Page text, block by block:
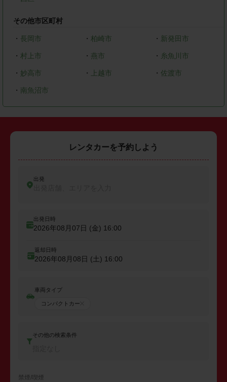
その他市区町村
・ 長岡市 ・ 柏崎市 ・ 新発田市
・ 村上市 ・ 燕市 ・ 糸魚川市
・ 妙高市 ・ 上越市 ・ 佐渡市
・ 南魚沼市
レンタカーを予約しよう
出発
出発日時
2026年08月07日 (金) 16:00
返却日時
2026年08月08日 (土) 16:00
車両タイプ
コンパクトカー
その他の検索条件
禁煙/喫煙